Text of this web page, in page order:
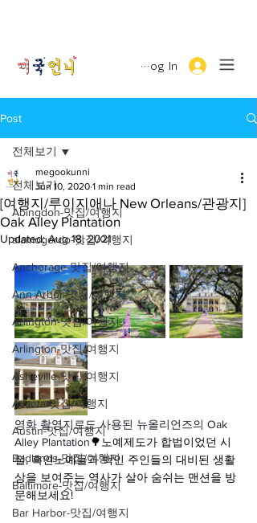
Log In
Post
전체보기
Abingdon-맛집/여행지
alamogordo-맛집/여행지
Anchorage-맛집/여행지
Ann Arbor-맛집/여행지
Arlington-맛집/여행지
Arlington-맛집/여행지
Asheville-맛집/여행지
Atlanta-맛집/여행지
Austin-맛집/여행지
Badlands-맛집/여행지
Baltimore-맛집/여행지
Bar Harbor-맛집/여행지
전체보기
[여행지/루이지애나 New Orleans/관광지]
Oak Alley Plantation
megookunni
Jun 10, 2020 1 min read
Updated:Aug 18, 2021
영화 촬영지로도 사용된 뉴올리언즈의 Oak
Alley Plantation🌳노예제도가 합법이었던 시
절, 흑인노예들과 백인 주인들의 대비된 생활
상을 보여주는 역사가 살아 숨쉬는 맨션을 방
문해보세요!